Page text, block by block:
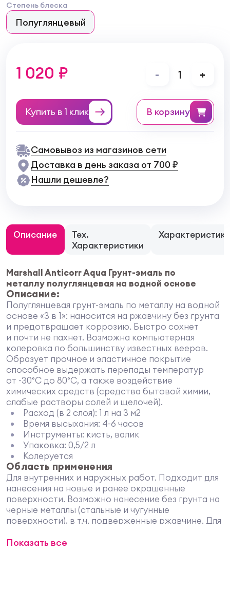
Степень блеска
Полуглянцевый
1 020 ₽ - 1 +
Купить в 1 клик в корзину
Самовывоз из магазинов сети
Доставка в день заказа от 700 ₽
Нашли дешевле?
Описание
Тех.
Характеристики
Характеристики
Marshall Anticorr Aqua Грунт-эмаль по
металлу полуглянцевая на водной основе
Описание:
Полуглянцевая грунт-эмаль по металлу на водной
основе «3 в 1»: наносится на ржавчину без грунта
и предотвращает коррозию. Быстро сохнет
и почти не пахнет. Возможна компьютерная
колеровка по большинству известных вееров.
Образует прочное и эластичное покрытие
способное выдержать перепады температур
от -30°С до 80°С, а также воздействие
химических средств (средства бытовой химии,
слабые растворы солей и щелочей).
Расход (в 2 слоя): 1 л на 3 м2
Время высыхания: 4-6 часов
Инструменты: кисть, валик
Упаковка: 0,5/2 л
Колеруется
Область применения
Для внутренних и наружных работ. Подходит для
нанесения на новые и ранее окрашенные
поверхности. Возможно нанесение без грунта на
черные металлы (стальные и чугунные
поверхности), в т.ч. подверженные ржавчине. Для
т.ч. оцинкованные, алюминиевые) воспользуйтесь
Показать все